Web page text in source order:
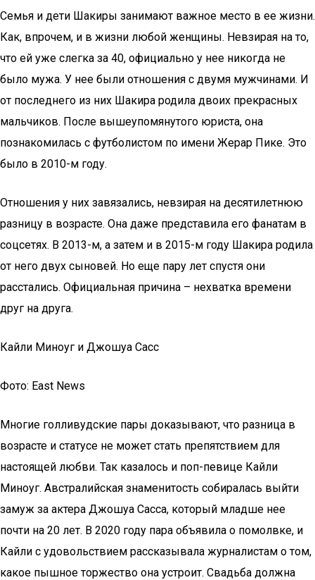
Семья и дети Шакиры занимают важное место в ее жизни.
Как, впрочем, и в жизни любой женщины. Невзирая на то,
что ей уже слегка за 40, официально у нее никогда не
было мужа. У нее были отношения с двумя мужчинами. И
от последнего из них Шакира родила двоих прекрасных
мальчиков. После вышеупомянутого юриста, она
познакомилась с футболистом по имени Жерар Пике. Это
было в 2010-м году.
Отношения у них завязались, невзирая на десятилетнюю
разницу в возрасте. Она даже представила его фанатам в
соцсетях. В 2013-м, а затем и в 2015-м году Шакира родила
от него двух сыновей. Но еще пару лет спустя они
расстались. Официальная причина – нехватка времени
друг на друга.
Кайли Миноуг и Джошуа Сасс
Фото: East News
Многие голливудские пары доказывают, что разница в
возрасте и статусе не может стать препятствием для
настоящей любви. Так казалось и поп-певице Кайли
Миноуг. Австралийская знаменитость собиралась выйти
замуж за актера Джошуа Сасса, который младше нее
почти на 20 лет. В 2020 году пара объявила о помолвке, и
Кайли с удовольствием рассказывала журналистам о том,
какое пышное торжество она устроит. Свадьба должна